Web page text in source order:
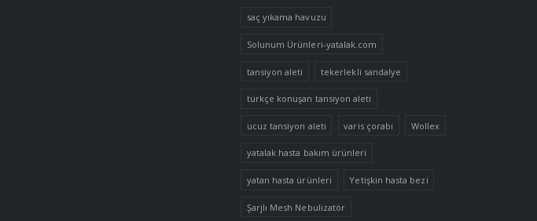
saç yıkama havuzu
Solunum Ürünleri-yatalak.com
tansiyon aleti tekerlekli sandalye
türkçe konuşan tansiyon aleti
ucuz tansiyon aleti varis çorabı Wollex
yatalak hasta bakım ürünleri
yatan hasta ürünleri Yetişkin hasta bezi
Şarjlı Mesh Nebulizatör